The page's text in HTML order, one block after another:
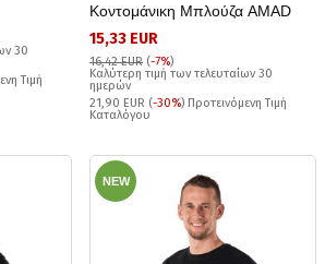
30
Τιμή
Κοντομάνικη Μπλούζα AMAD
15,33 EUR
16,42 EUR (-7%)
Καλύτερη τιμή των τελευταίων 30
ημερών
21,90 EUR (-30%) Προτεινόμενη Τιμή
Καταλόγου
NEW